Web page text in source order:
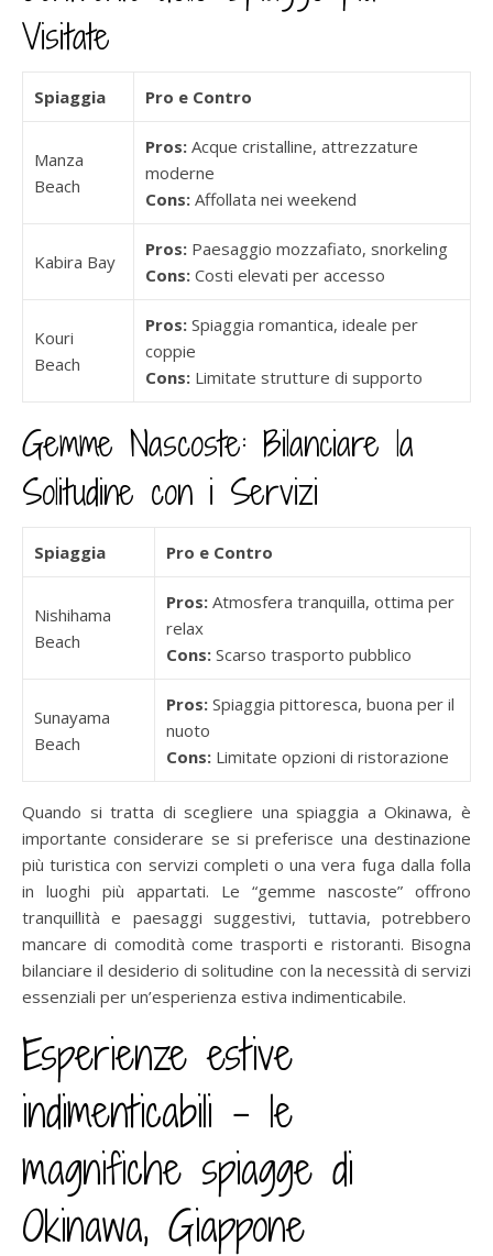
Visitate
Spiaggia Pro e Contro
Manza
Beach
Pros: Acque cristalline, attrezzature
moderne
Cons: Affollata nei weekend
Kabira Bay
Pros: Paesaggio mozzafiato, snorkeling
Cons: Costi elevati per accesso
Kouri
Beach
Pros: Spiaggia romantica, ideale per
coppie
Cons: Limitate strutture di supporto
Gemme Nascoste: Bilanciare la
Solitudine con i Servizi
Spiaggia Pro e Contro
Nishihama
Beach
Pros: Atmosfera tranquilla, ottima per
relax
Cons: Scarso trasporto pubblico
Sunayama
Beach
Pros: Spiaggia pittoresca, buona per il
nuoto
Cons: Limitate opzioni di ristorazione
Quando si tratta di scegliere una spiaggia a Okinawa, è
importante considerare se si preferisce una destinazione
più turistica con servizi completi o una vera fuga dalla folla
in luoghi più appartati. Le “gemme nascoste” offrono
tranquillità e paesaggi suggestivi, tuttavia, potrebbero
mancare di comodità come trasporti e ristoranti. Bisogna
bilanciare il desiderio di solitudine con la necessità di servizi
essenziali per un’esperienza estiva indimenticabile.
Esperienze estive
indimenticabili – le
magnifiche spiagge di
Okinawa, Giappone